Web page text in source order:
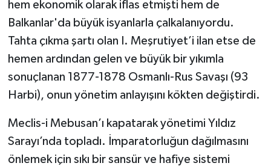
hem ekonomik olarak iflas etmişti hem de
Balkanlar'da büyük isyanlarla çalkalanıyordu.
Tahta çıkma şartı olan I. Meşrutiyet’i ilan etse de
hemen ardından gelen ve büyük bir yıkımla
sonuçlanan 1877-1878 Osmanlı-Rus Savaşı (93
Harbi), onun yönetim anlayışını kökten değiştirdi.
Meclis-i Mebusan’ı kapatarak yönetimi Yıldız
Sarayı’nda topladı. İmparatorluğun dağılmasını
önlemek için sıkı bir sansür ve hafiye sistemi